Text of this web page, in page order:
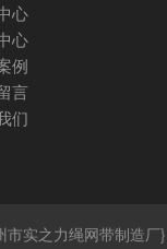
心
心
例
言
们
市实之力绳网带制造